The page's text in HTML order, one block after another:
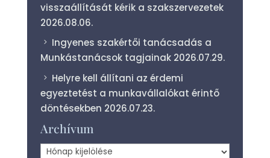
visszaállítását kérik a szakszervezetek
2026.08.06.
Ingyenes szakértői tanácsadás a
Munkástanácsok tagjainak 2026.07.29.
Helyre kell állítani az érdemi
egyeztetést a munkavállalókat érintő
döntésekben 2026.07.23.
Archívum
Archívum